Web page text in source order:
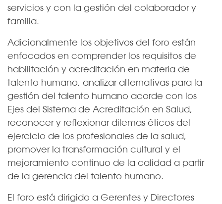
servicios y con la gestión del colaborador y
familia.
Adicionalmente los objetivos del foro están
enfocados en comprender los requisitos de
habilitación y acreditación en materia de
talento humano, analizar alternativas para la
gestión del talento humano acorde con los
Ejes del Sistema de Acreditación en Salud,
reconocer y reflexionar dilemas éticos del
ejercicio de los profesionales de la salud,
promover la transformación cultural y el
mejoramiento continuo de la calidad a partir
de la gerencia del talento humano.
El foro está dirigido a Gerentes y Directores